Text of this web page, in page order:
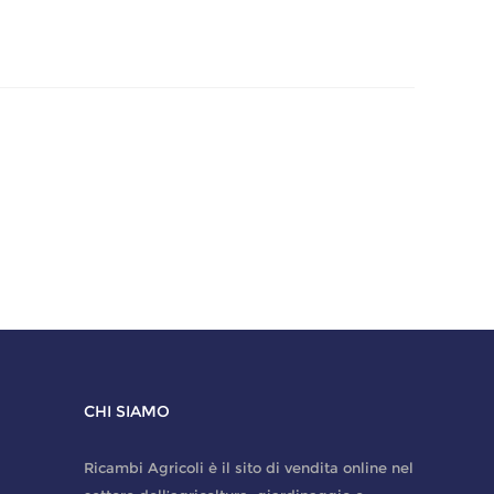
CHI SIAMO
Ricambi Agricoli è il sito di vendita online nel